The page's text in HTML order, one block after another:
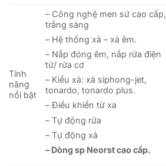
Tính
năng
nổi bật
– Công nghệ men sứ cao cấp,
trắng sáng
– Hệ thống xả – xả êm.
– Nắp đóng êm, nắp rửa điện
tử/ rửa cơ
– Kiểu xả: xả siphong-jet,
tonardo, tonardo plus.
– Điều khiển từ xa
– Tự động rửa
– Tự động xả
– Dòng sp Neorst cao cấp.